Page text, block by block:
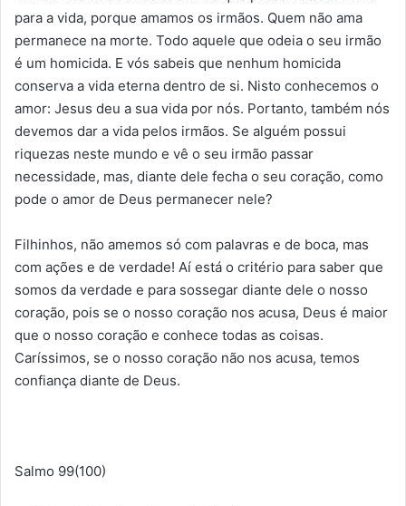
para a vida, porque amamos os irmãos. Quem não ama
permanece na morte. Todo aquele que odeia o seu irmão
é um homicida. E vós sabeis que nenhum homicida
conserva a vida eterna dentro de si. Nisto conhecemos o
amor: Jesus deu a sua vida por nós. Portanto, também nós
devemos dar a vida pelos irmãos. Se alguém possui
riquezas neste mundo e vê o seu irmão passar
necessidade, mas, diante dele fecha o seu coração, como
pode o amor de Deus permanecer nele?
Filhinhos, não amemos só com palavras e de boca, mas
com ações e de verdade! Aí está o critério para saber que
somos da verdade e para sossegar diante dele o nosso
coração, pois se o nosso coração nos acusa, Deus é maior
que o nosso coração e conhece todas as coisas.
Caríssimos, se o nosso coração não nos acusa, temos
confiança diante de Deus.
Salmo 99(100)